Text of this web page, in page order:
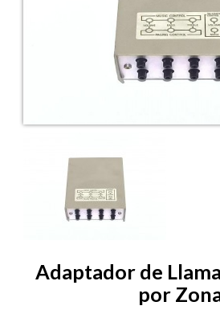
Adaptador de
por